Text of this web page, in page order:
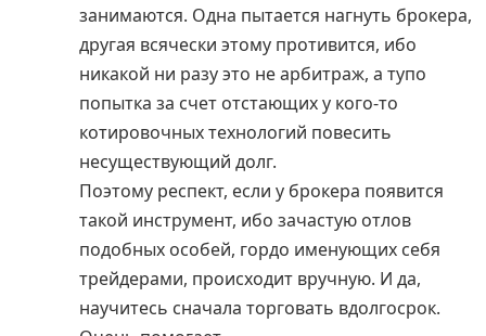
занимаются. Одна пытается нагнуть брокера,
другая всячески этому противится, ибо
никакой ни разу это не арбитраж, а тупо
попытка за счет отстающих у кого-то
котировочных технологий повесить
несуществующий долг.
Поэтому респект, если у брокера появится
такой инструмент, ибо зачастую отлов
подобных особей, гордо именующих себя
трейдерами, происходит вручную. И да,
научитесь сначала торговать вдолгосрок.